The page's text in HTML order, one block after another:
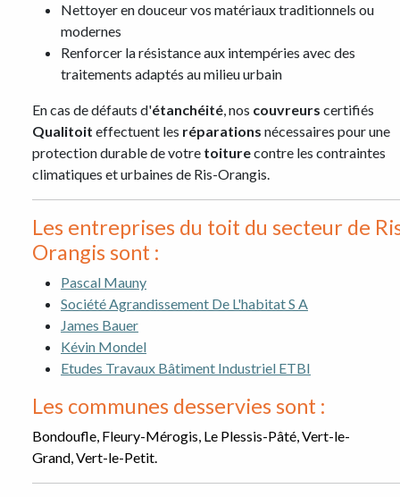
Nettoyer en douceur vos matériaux traditionnels ou
modernes
Renforcer la résistance aux intempéries avec des
traitements adaptés au milieu urbain
En cas de défauts d'étanchéité, nos couvreurs certifiés
Qualitoit effectuent les réparations nécessaires pour une
protection durable de votre toiturecontre les contraintes
climatiques et urbaines de Ris-Orangis.
Les entreprises du toit du secteur de
Orangis sont :
Pascal Mauny
Société Agrandissement De L'habitat S A
James Bauer
Kévin Mondel
Etudes Travaux Bâtiment Industriel ETBI
Les communes desservies sont :
Bondoufle, Fleury-Mérogis, Le Plessis-Pâté, Vert-le-
Grand, Vert-le-Petit.